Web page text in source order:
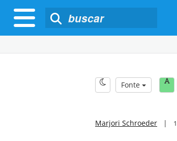
Fonte
Marjori Schroeder |